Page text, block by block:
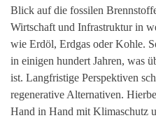
Blick auf die fossilen
Wirtschaft und Infrastruktur in
wie Erdöl, Erdgas oder Kohle.
in einigen hundert Jahren, was
ist. Langfristige Perspektiven
regenerative Alternativen.
Hand in Hand mit Klimaschutz